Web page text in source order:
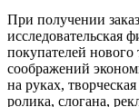
При получении
исследовательская
покупателей нового
соображений
на руках,
ролика, слогана,